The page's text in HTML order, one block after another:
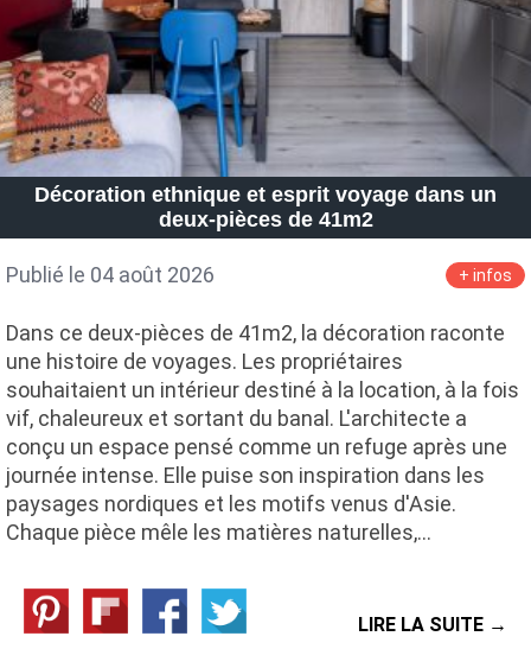
Décoration ethnique et esprit voyage dans un
deux-pièces de 41m2
Publié le 04 août 2026 + infos
Dans ce deux-pièces de 41m2, la décoration raconte
une histoire de voyages. Les propriétaires
souhaitaient un intérieur destiné à la location, à la fois
vif, chaleureux et sortant du banal. L'architecte a
conçu un espace pensé comme un refuge après une
journée intense. Elle puise son inspiration dans les
paysages nordiques et les motifs venus d'Asie.
Chaque pièce mêle les matières naturelles,…
LIRE LA SUITE →